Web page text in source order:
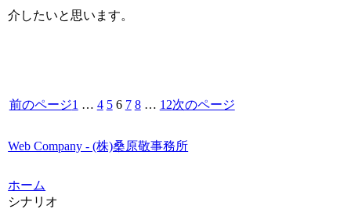
介したいと思います。
前のページ1 … 4 5 6 7 8 … 12次のページ
Web Company - (株)桑原敬事務所
ホーム
シナリオ